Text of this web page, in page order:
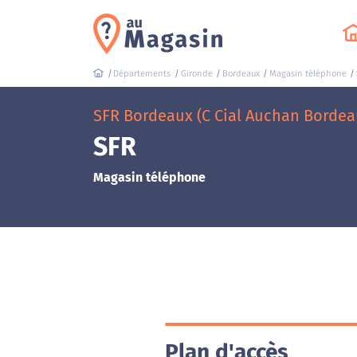
Départements Gironde Bordeaux Magasin téléphone
SFR Bordeaux (C Cial Auchan
SFR
Magasin téléphone